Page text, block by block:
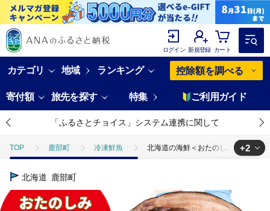
ログイン 新規登録 カート
カテゴリ 地域 ランキング 控除額を調べる
寄付額 旅先を探す 特集 ご利用ガイド
「ふるさとチョイス」システム連携に関して
TOP 鹿部町 冷凍鮮魚 北海道の海鮮＜おたのしみ福袋＞ 訳
TOP
TOP 魚介類 蟹 ズワイガニ 北海道の海鮮＜おたのし
+2
北海道 鹿部町